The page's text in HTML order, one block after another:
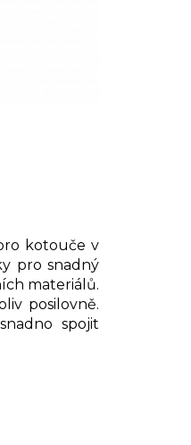
kotouče v
pro snadný
materiálů.
posilovně.
spojit